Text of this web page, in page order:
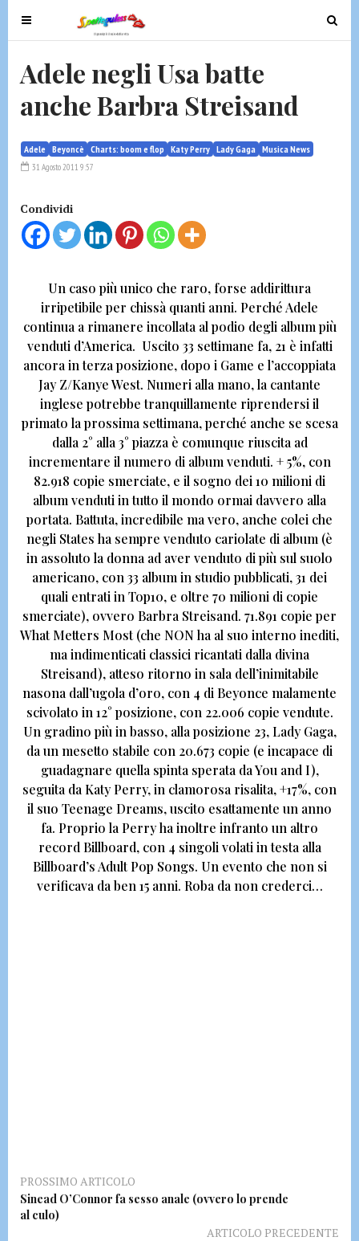
T
o
g
e
a
v
g
a
T
o
Adele negli Usa batte
anche Barbra Streisand
Adele Beyoncè Charts: boom e flop Katy Perry Lady Gaga Musica News
31 Agosto 2011 9:57
Condividi
Un caso più unico che raro, forse addirittura
irripetibile per chissà quanti anni. Perché Adele
continua a rimanere incollata al podio degli album più
venduti d’America. Uscito 33 settimane fa, 21 è infatti
ancora in terza posizione, dopo i Game e l’accoppiata
Jay Z/Kanye West. Numeri alla mano, la cantante
inglese potrebbe tranquillamente riprendersi il
primato la prossima settimana, perché anche se scesa
dalla 2° alla 3° piazza è comunque riuscita ad
incrementare il numero di album venduti. + 5%, con
82.918 copie smerciate, e il sogno dei 10 milioni di
album venduti in tutto il mondo ormai davvero alla
portata. Battuta, incredibile ma vero, anche colei che
negli States ha sempre venduto cariolate di album (è
in assoluto la donna ad aver venduto di più sul suolo
americano, con 33 album in studio pubblicati, 31 dei
quali entrati in Top10, e oltre 70 milioni di copie
smerciate), ovvero Barbra Streisand. 71.891 copie per
What Metters Most(che NON ha al suo interno inediti,
ma indimenticati classici ricantati dalla divina
Streisand),atteso ritorno in sala dell’inimitabile
nasona dall’ugola d’oro, con 4 di Beyonce malamente
scivolato in 12° posizione, con 22.006 copie vendute.
Un gradino più in basso, alla posizione 23, Lady Gaga,
da un mesetto stabile con 20.673 copie (e incapace di
guadagnare quella spinta sperata da You and I),
seguita da Katy Perry, in clamorosa risalita,+17%, con
il suo Teenage Dreams, uscito esattamente un anno
fa. Proprio la Perry ha inoltre infranto un altro
record Billboard, con 4 singoli volati in testa alla
Billboard’s Adult Pop Songs. Un evento che non si
verificava da ben 15 anni. Roba da non crederci…
PROSSIMO ARTICOLO
Sinead O’Connor fa sesso anale (ovvero lo prende
al culo)
ARTICOLO PRECEDENTE